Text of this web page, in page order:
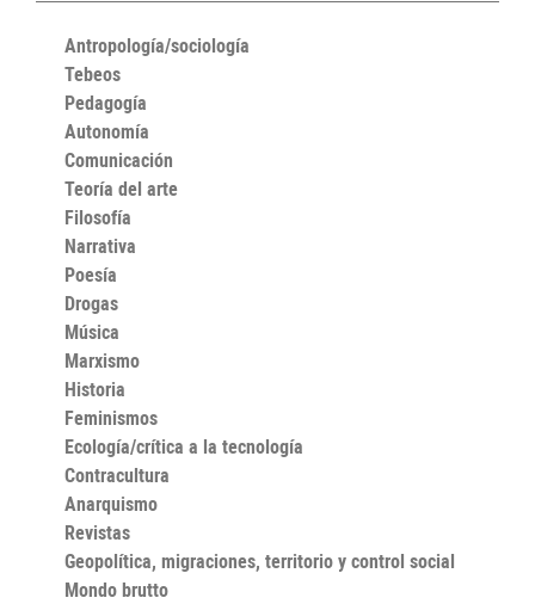
Antropología/sociología
Tebeos
Pedagogía
Autonomía
Comunicación
Teoría del arte
Filosofía
Narrativa
Poesía
Drogas
Música
Marxismo
Historia
Feminismos
Ecología/crítica a la tecnología
Contracultura
Anarquismo
Revistas
Geopolítica, migraciones, territorio y control social
Mondo brutto